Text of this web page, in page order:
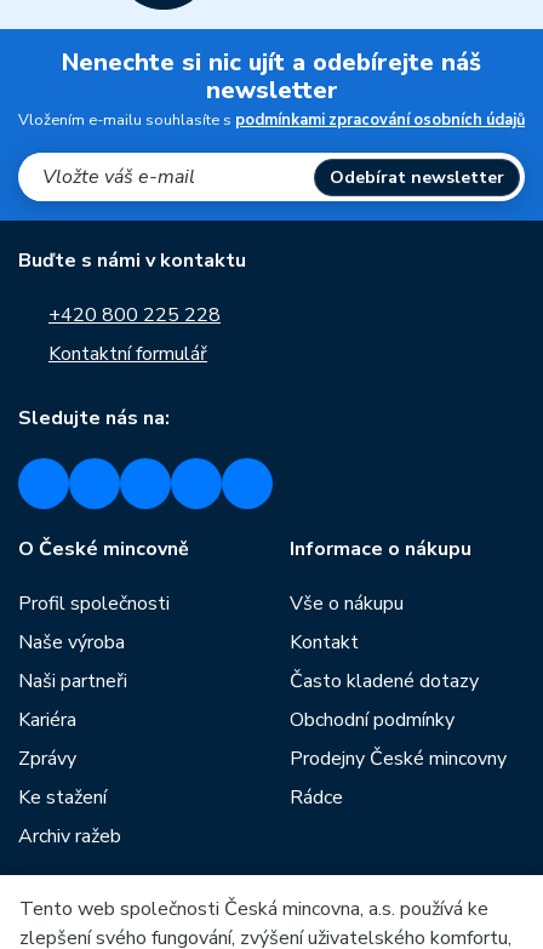
Nenechte si nic ujít a odebírejte náš
newsletter
Vložením e-mailu souhlasíte s podmínkami zpracování osobních údajů
Odebírat newsletter
Buďte s námi v kontaktu
+420 800 225 228
Kontaktní formulář
Sledujte nás na:
O České mincovně
Profil společnosti
Naše výroba
Naši partneři
Kariéra
Zprávy
Ke stažení
Archiv ražeb
Informace o nákupu
Vše o nákupu
Kontakt
Často kladené dotazy
Obchodní podmínky
Prodejny České mincovny
Rádce
Mezi naše partnery patří:
Tento web společnosti Česká mincovna, a.s. používá ke
zlepšení svého fungování, zvýšení uživatelského komfortu,